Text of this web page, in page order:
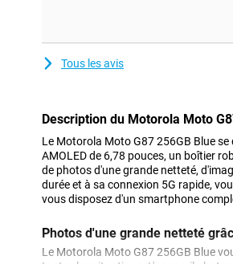
Tous les avis
Description du Motorola Moto
Le Motorola Moto G87 256GB Blue
AMOLED de 6,78 pouces, un boîtier
de photos d'une grande netteté,
durée et à sa connexion 5G rapide,
vous disposez d'un smartphone
Photos d'une grande netteté
Le Motorola Moto G87 256GB Blue